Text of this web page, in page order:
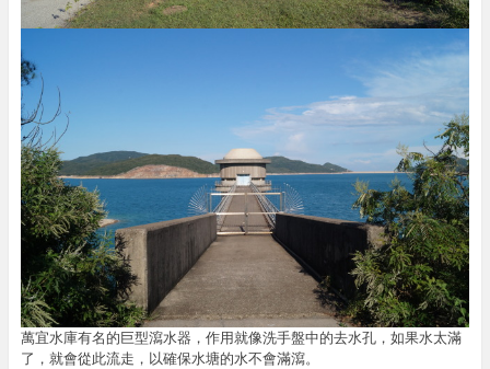
萬宜水庫有名的巨型瀉水器，作用就像洗手盤中的去水孔，如果水太滿
了，就會從此流走，以確保水塘的水不會滿瀉。